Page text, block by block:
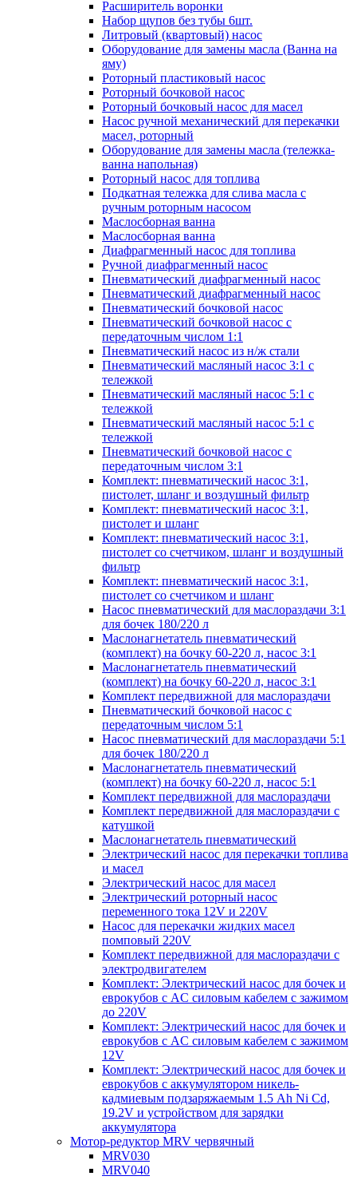
Расширитель воронки
Набор щупов без тубы 6шт.
Литровый (квартовый) насос
Оборудование для замены масла (Ванна на
яму)
Роторный пластиковый насос
Роторный бочковой насос
Роторный бочковый насос для масел
Насос ручной механический для перекачки
масел, роторный
Оборудование для замены масла (тележка-
ванна напольная)
Роторный насос для топлива
Подкатная тележка для слива масла с
ручным роторным насосом
Маслосборная ванна
Маслосборная ванна
Диафрагменный насос для топлива
Ручной диафрагменный насос
Пневматический диафрагменный насос
Пневматический диафрагменный насос
Пневматический бочковой насос
Пневматический бочковой насос с
передаточным числом 1:1
Пневматический насос из н/ж стали
Пневматический масляный насос 3:1 с
тележкой
Пневматический масляный насос 5:1 с
тележкой
Пневматический масляный насос 5:1 с
тележкой
Пневматический бочковой насос с
передаточным числом 3:1
Комплект: пневматический насос 3:1,
пистолет, шланг и воздушный фильтр
Комплект: пневматический насос 3:1,
пистолет и шланг
Комплект: пневматический насос 3:1,
пистолет со счетчиком, шланг и воздушный
фильтр
Комплект: пневматический насос 3:1,
пистолет со счетчиком и шланг
Насос пневматический для маслораздачи 3:1
для бочек 180/220 л
Маслонагнетатель пневматический
(комплект) на бочку 60-220 л, насос 3:1
Маслонагнетатель пневматический
(комплект) на бочку 60-220 л, насос 3:1
Комплект передвижной для маслораздачи
Пневматический бочковой насос с
передаточным числом 5:1
Насос пневматический для маслораздачи 5:1
для бочек 180/220 л
Маслонагнетатель пневматический
(комплект) на бочку 60-220 л, насос 5:1
Комплект передвижной для маслораздачи
Комплект передвижной для маслораздачи с
катушкой
Маслонагнетатель пневматический
Электрический насос для перекачки топлива
и масел
Электрический насос для масел
Электрический роторный насос
переменного тока 12V и 220V
Насос для перекачки жидких масел
помповый 220V
Комплект передвижной для маслораздачи с
электродвигателем
Комплект: Электрический насос для бочек и
еврокубов с AC силовым кабелем с зажимом
до 220V
Комплект: Электрический насос для бочек и
еврокубов с AC силовым кабелем с зажимом
12V
Комплект: Электрический насос для бочек и
еврокубов с аккумулятором никель-
кадмиевым подзаряжаемым 1.5 Ah Ni Cd,
19.2V и устройством для зарядки
аккумулятора
Мотор-редуктор MRV червячный
MRV030
MRV040